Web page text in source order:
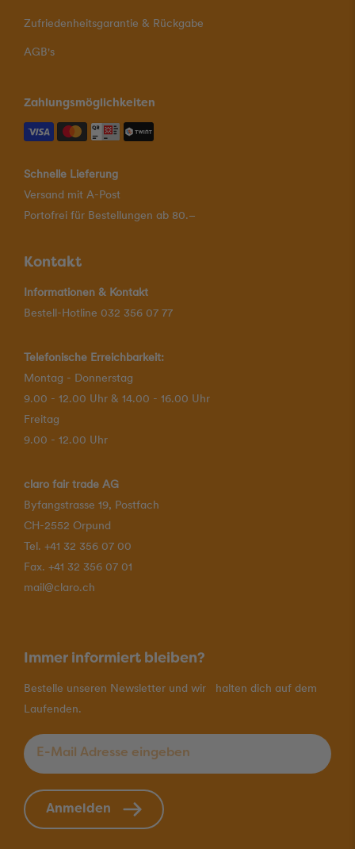
Zufriedenheitsgarantie & Rückgabe
AGB's
Zahlungsmöglichkeiten
Schnelle Lieferung
Versand mit A-Post
Portofrei für Bestellungen ab 80.–
Kontakt
Informationen & Kontakt
Bestell-Hotline 032 356 07 77
Telefonische Erreichbarkeit:
Montag - Donnerstag
9.00 - 12.00 Uhr & 14.00 - 16.00 Uhr
Freitag
9.00 - 12.00 Uhr
claro fair trade AG
Byfangstrasse 19, Postfach
CH-2552 Orpund
Tel. +41 32 356 07 00
Fax. +41 32 356 07 01
mail@claro.ch
Immer informiert bleiben?
Bestelle unseren Newsletter und wir halten dich auf dem
Laufenden.
E-Mail Adresse eingeben
Anmelden